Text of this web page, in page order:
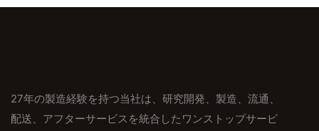
27年の製造経験を持つ当社は、研究開発、製造、流通、
配送、アフターサービスを統合したワンストップサービ